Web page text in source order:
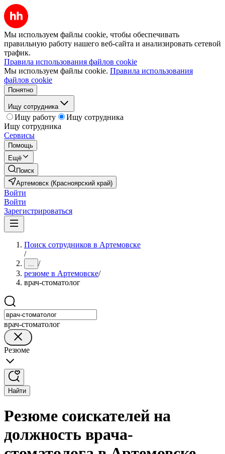
Мы используем файлы cookie, чтобы обеспечивать
правильную работу нашего веб-сайта и анализировать сетевой
трафик.
Правила использования файлов cookie
Мы используем файлы cookie. Правила использования
файлов cookie
Понятно
Ищу сотрудника
Ищу работу
Ищу сотрудника
Ищу сотрудника
Сервисы
Помощь
Ещё
Поиск
Артемовск (Красноярский край)
Войти
Войти
Зарегистрироваться
Поиск сотрудников в Артемовске
/
... /
резюме в Артемовске/
врач-стоматолог
врач-стоматолог
Резюме
Найти
Резюме соискателей на
должность врача-